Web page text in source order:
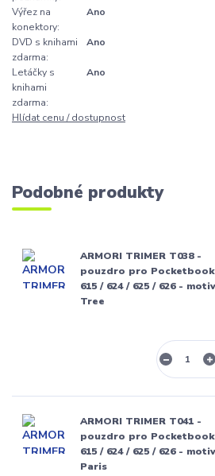
Výřez na
konektory:
Ano
DVD s knihami
zdarma:
Ano
Letáčky s
knihami
zdarma:
Ano
Hlídat cenu / dostupnost
Podobné produkty
ARMORI TRIMER T038 -
pouzdro pro Pocketbook
615 / 624 / 625 / 626 - motiv
Tree
ARMORI TRIMER T041 -
pouzdro pro Pocketbook
615 / 624 / 625 / 626 - motiv
Paris